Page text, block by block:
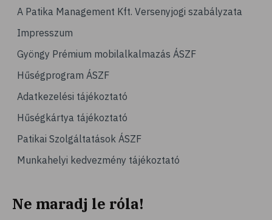
# immunrendszer
# emésztőrendszer
# emésztési zavarok
# puffadás
# orrdugulás
# magnézium
# stresszcsökkentés
A Patika Management Kft. Versenyjogi szabályzata
Impresszum
Gyöngy Prémium mobilalkalmazás ÁSZF
Hűségprogram ÁSZF
Adatkezelési tájékoztató
Hűségkártya tájékoztató
Patikai Szolgáltatások ÁSZF
Munkahelyi kedvezmény tájékoztató
Ne maradj le róla!